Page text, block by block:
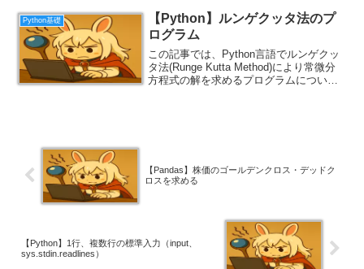
Python基礎
【Python】ルンゲクッタ法のプ
ログラム
この記事では、Python言語でルンゲクッ
タ法(Runge Kutta Method)により常微分
方程式の解を求めるプログラムについて
【Pandas】株価のゴールデンクロス・デッドク
ロスを求める
【Python】1行、複数行の標準入力（input、
sys.stdin.readlines）